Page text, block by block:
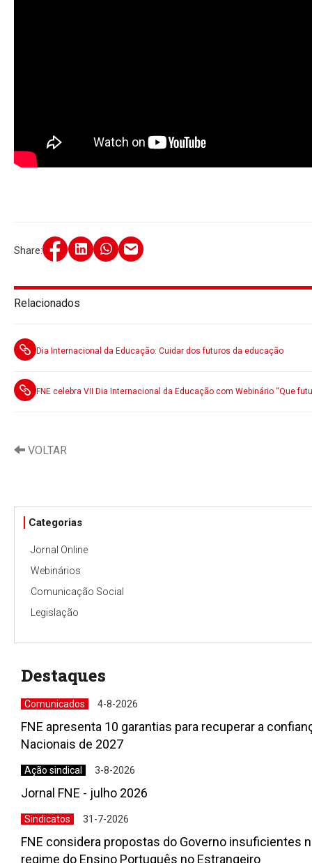
Relacionados
Dia Internacional da Educação: Cuidar dos futuros da educação
FNE celebra VII Dia Internacional da Educação com Webinário “Que
Share:
VOLTAR
Categorias
Jornal Online
Webinários
Comunicação Social
Legislação
Destaques
Comunicados 4-8-2026
FNE apresenta 10 garantias para recuperar a
Nacionais de 2027
Ação sindical 3-8-2026
Jornal FNE - julho 2026
Sindicatos 31-7-2026
FNE considera propostas do Governo insuficientes
regime do Ensino Português no Estrangeiro